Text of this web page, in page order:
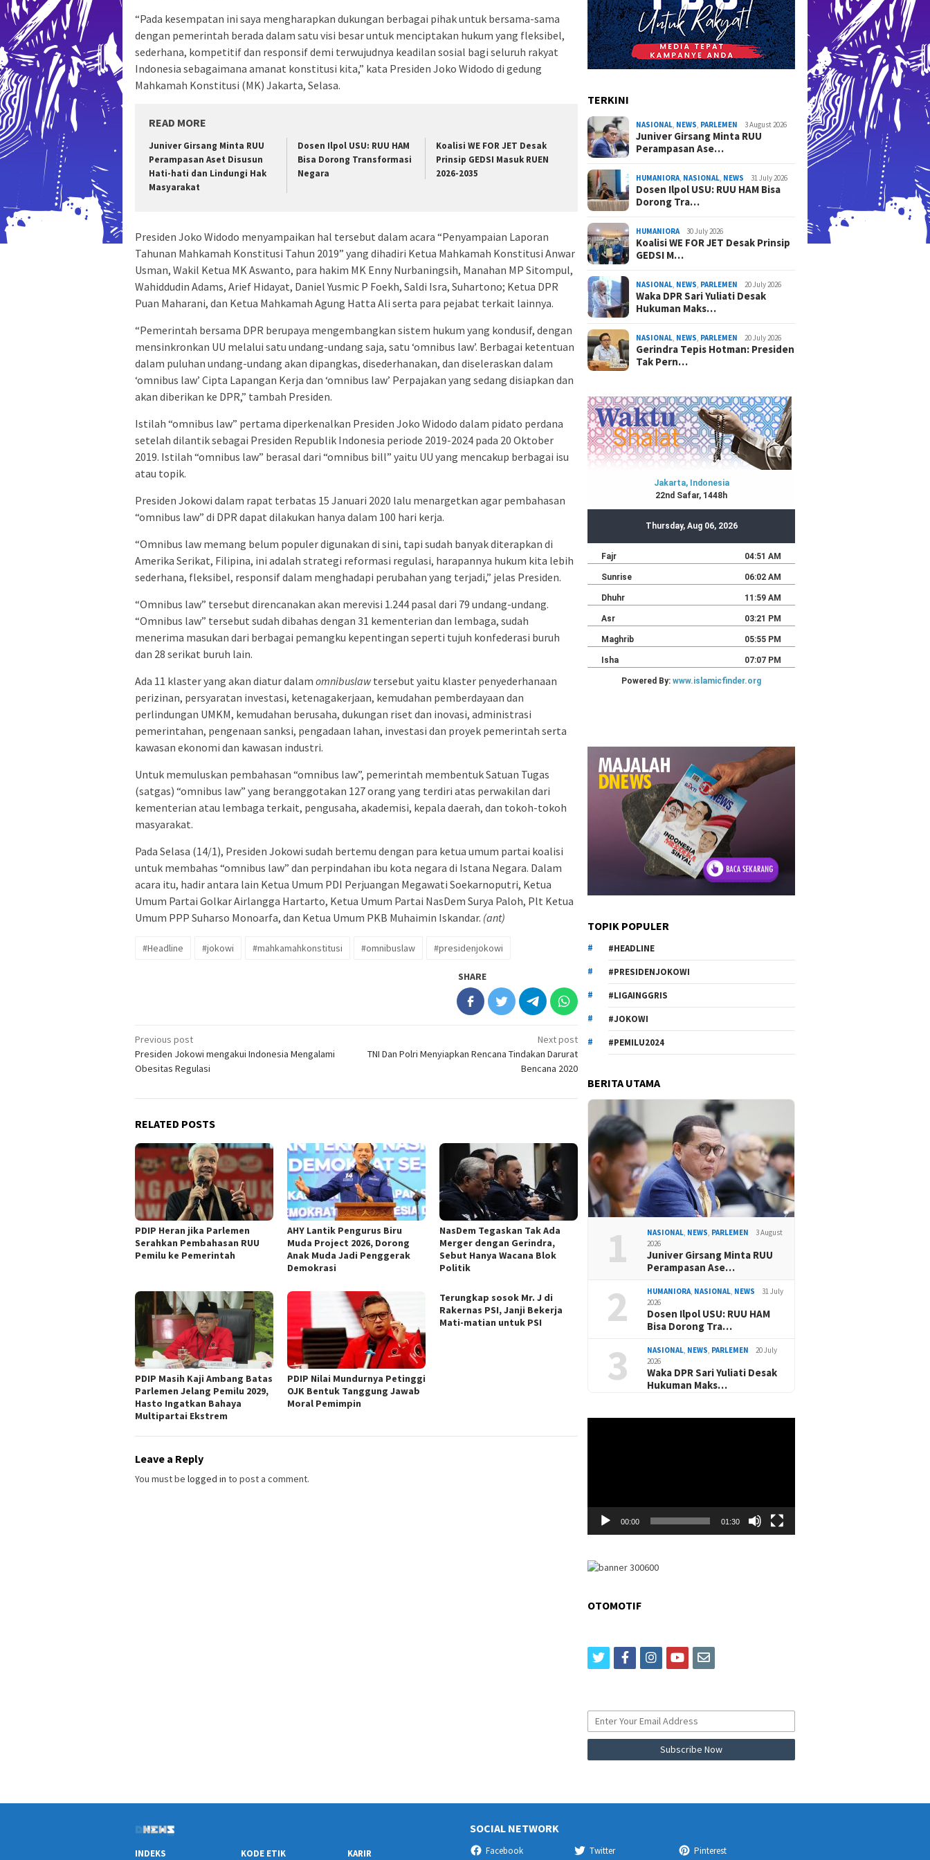
“Pada kesempatan ini saya mengharapkan dukungan berbagai pihak untuk bersama-sama
dengan pemerintah berada dalam satu visi besar untuk menciptakan hukum yang fleksibel,
sederhana, kompetitif dan responsif demi terwujudnya keadilan sosial bagi seluruh rakyat
Indonesia sebagaimana amanat konstitusi kita,” kata Presiden Joko Widodo di gedung
Mahkamah Konstitusi (MK) Jakarta, Selasa.
READ MORE
Juniver Girsang Minta RUU
Perampasan Aset Disusun
Hati-hati dan Lindungi Hak
Masyarakat
Dosen Ilpol USU: RUU HAM
Bisa Dorong Transformasi
Negara
Koalisi WE FOR JET Desak
Prinsip GEDSI Masuk RUEN
2026-2035
Presiden Joko Widodo menyampaikan hal tersebut dalam acara “Penyampaian Laporan
Tahunan Mahkamah Konstitusi Tahun 2019” yang dihadiri Ketua Mahkamah Konstitusi Anwar
Usman, Wakil Ketua MK Aswanto, para hakim MK Enny Nurbaningsih, Manahan MP Sitompul,
Wahiddudin Adams, Arief Hidayat, Daniel Yusmic P Foekh, Saldi Isra, Suhartono; Ketua DPR
Puan Maharani, dan Ketua Mahkamah Agung Hatta Ali serta para pejabat terkait lainnya.
“Pemerintah bersama DPR berupaya mengembangkan sistem hukum yang kondusif, dengan
mensinkronkan UU melalui satu undang-undang saja, satu ‘omnibus law’. Berbagai ketentuan
dalam puluhan undang-undang akan dipangkas, disederhanakan, dan diseleraskan dalam
‘omnibus law’ Cipta Lapangan Kerja dan ‘omnibus law’ Perpajakan yang sedang disiapkan dan
akan diberikan ke DPR,” tambah Presiden.
Istilah “omnibus law” pertama diperkenalkan Presiden Joko Widodo dalam pidato perdana
setelah dilantik sebagai Presiden Republik Indonesia periode 2019-2024 pada 20 Oktober
2019. Istilah “omnibus law” berasal dari “omnibus bill” yaitu UU yang mencakup berbagai isu
atau topik.
Presiden Jokowi dalam rapat terbatas 15 Januari 2020 lalu menargetkan agar pembahasan
“omnibus law” di DPR dapat dilakukan hanya dalam 100 hari kerja.
“Omnibus law memang belum populer digunakan di sini, tapi sudah banyak diterapkan di
Amerika Serikat, Filipina, ini adalah strategi reformasi regulasi, harapannya hukum kita lebih
sederhana, fleksibel, responsif dalam menghadapi perubahan yang terjadi,” jelas Presiden.
“Omnibus law” tersebut direncanakan akan merevisi 1.244 pasal dari 79 undang-undang.
“Omnibus law” tersebut sudah dibahas dengan 31 kementerian dan lembaga, sudah
menerima masukan dari berbagai pemangku kepentingan seperti tujuh konfederasi buruh
dan 28 serikat buruh lain.
Ada 11 klaster yang akan diatur dalam omnibuslawtersebut yaitu klaster penyederhanaan
perizinan, persyaratan investasi, ketenagakerjaan, kemudahan pemberdayaan dan
perlindungan UMKM, kemudahan berusaha, dukungan riset dan inovasi, administrasi
pemerintahan, pengenaan sanksi, pengadaan lahan, investasi dan proyek pemerintah serta
kawasan ekonomi dan kawasan industri.
Untuk memuluskan pembahasan “omnibus law”, pemerintah membentuk Satuan Tugas
(satgas) “omnibus law” yang beranggotakan 127 orang yang terdiri atas perwakilan dari
kementerian atau lembaga terkait, pengusaha, akademisi, kepala daerah, dan tokoh-tokoh
masyarakat.
Pada Selasa (14/1), Presiden Jokowi sudah bertemu dengan para ketua umum partai koalisi
untuk membahas “omnibus law” dan perpindahan ibu kota negara di Istana Negara. Dalam
acara itu, hadir antara lain Ketua Umum PDI Perjuangan Megawati Soekarnoputri, Ketua
Umum Partai Golkar Airlangga Hartarto, Ketua Umum Partai NasDem Surya Paloh, Plt Ketua
Umum PPP Suharso Monoarfa, dan Ketua Umum PKB Muhaimin Iskandar. (ant)
#Headline #jokowi #mahkamahkonstitusi #omnibuslaw #presidenjokowi
SHARE
Post
navigation
Previous post
Presiden Jokowi mengakui Indonesia Mengalami
Obesitas Regulasi
Next post
TNI Dan Polri Menyiapkan Rencana Tindakan Darurat
Bencana 2020
RELATED POSTS
PDIP Heran jika Parlemen
Serahkan Pembahasan RUU
Pemilu ke Pemerintah
AHY Lantik Pengurus Biru
Muda Project 2026, Dorong
Anak Muda Jadi Penggerak
Demokrasi
NasDem Tegaskan Tak Ada
Merger dengan Gerindra,
Sebut Hanya Wacana Blok
Politik
PDIP Masih Kaji Ambang Batas
Parlemen Jelang Pemilu 2029,
Hasto Ingatkan Bahaya
Multipartai Ekstrem
PDIP Nilai Mundurnya Petinggi
OJK Bentuk Tanggung Jawab
Moral Pemimpin
Terungkap sosok Mr. J di
Rakernas PSI, Janji Bekerja
Mati-matian untuk PSI
Leave a Reply
You must be logged in to post a comment.
TERKINI
NASIONAL NEWS PARLEMEN 3 August 2026
Juniver Girsang Minta RUU
Perampasan Ase…
HUMANIORA NASIONAL NEWS 31 July 2026
Dosen Ilpol USU: RUU HAM Bisa
Dorong Tra…
HUMANIORA 30 July 2026
Koalisi WE FOR JET Desak Prinsip
GEDSI M…
NASIONAL NEWS PARLEMEN 20 July 2026
Waka DPR Sari Yuliati Desak
Hukuman Maks…
NASIONAL NEWS PARLEMEN 20 July 2026
Gerindra Tepis Hotman: Presiden
Tak Pern…
TOPIK POPULER
#HEADLINE
#PRESIDENJOKOWI
#LIGAINGGRIS
#JOKOWI
#PEMILU2024
BERITA UTAMA
1 NASIONAL, NEWS, PARLEMEN
3 August
2026
Juniver Girsang Minta RUU
Perampasan Ase…
2 HUMANIORA, NASIONAL, NEWS
31 July
2026
Dosen Ilpol USU: RUU HAM
Bisa Dorong Tra…
3 NASIONAL, NEWS, PARLEMEN
20 July
2026
Waka DPR Sari Yuliati Desak
Hukuman Maks…
00:00 01:30
OTOMOTIF
twitterfacebookinstagram
youtubeemail
INDEKS KODE ETIK KARIR
SOCIAL NETWORK
Facebook Twitter Pinterest